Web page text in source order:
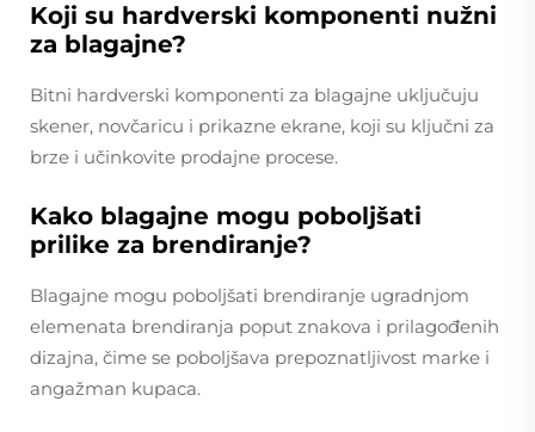
Koji su hardverski komponenti nužni
za blagajne?
Bitni hardverski komponenti za blagajne uključuju
skener, novčaricu i prikazne ekrane, koji su ključni za
brze i učinkovite prodajne procese.
Kako blagajne mogu poboljšati
prilike za brendiranje?
Blagajne mogu poboljšati brendiranje ugradnjom
elemenata brendiranja poput znakova i prilagođenih
dizajna, čime se poboljšava prepoznatljivost marke i
angažman kupaca.